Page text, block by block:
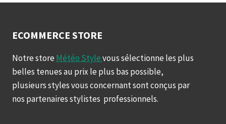
ECOMMERCE STORE
Notre store Météo Stylevous sélectionne les plus
belles tenues au prix le plus bas possible,
plusieurs styles vous concernant sont conçus par
nos partenaires stylistes professionnels.